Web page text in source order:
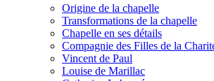
Origine de la chapelle
Transformations de la chapelle
Chapelle en ses détails
Compagnie des Filles de la
Vincent de Paul
Louise de Marillac